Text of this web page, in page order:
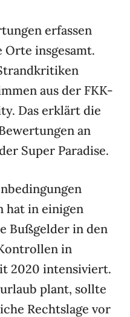
erfassen
insgesamt.
aus der FKK-
Das erklärt die
an
Super Paradise.
hat in einigen
Bußgelder in den
in
2020 intensiviert.
plant, sollte
Rechtslage vor